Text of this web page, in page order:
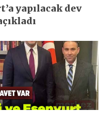
yapılacak dev